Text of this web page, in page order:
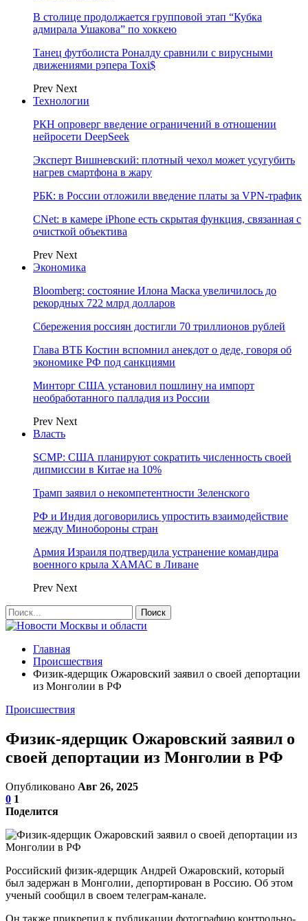
В столице продолжается групповой этап “Кубка
адмирала Ушакова” по хоккею
Танец футболиста Роналду сравнили с вирусными
движениями рэпера Toxi$
Prev Next
Технологии
РКН опроверг введение ограничений в отношении
нейросети DeepSeek
Эксперт Вишневский: плотный чехол может усугубить
нагрев смартфона в жару
РБК: в России отложили введение платы за VPN-трафик
CNet: в камере iPhone есть скрытая функция, связанная с
очисткой объектива
Prev Next
Экономика
Bloomberg: состояние Илона Маска увеличилось до
рекордных 722 млрд долларов
Сбережения россиян достигли 70 триллионов рублей
Глава ВТБ Костин вспомнил анекдот о деде, говоря об
экономике РФ под санкциями
Минторг США установил пошлину на импорт
необработанного палладия из России
Prev Next
Власть
SCMP: США планируют сократить численность своей
дипмиссии в Китае на 10%
Трамп заявил о некомпетентности Зеленского
РФ и Индия договорились упростить взаимодействие
между Минобороны стран
Армия Израиля подтвердила устранение командира
военного крыла ХАМАС в Ливане
Prev Next
Главная
Происшествия
Физик-ядерщик Ожаровский заявил о своей депортации
из Монголии в РФ
Происшествия
Физик-ядерщик Ожаровский заявил о
своей депортации из Монголии в РФ
Опубликовано Авг 26, 2025
0 1
Поделится
Российский физик-ядерщик Андрей Ожаровский, который
был задержан в Монголии, депортирован в Россию. Об этом
ученый сообщил в своем телеграм-канале.
Он также прикрепил к публикации фотографию контрольно-